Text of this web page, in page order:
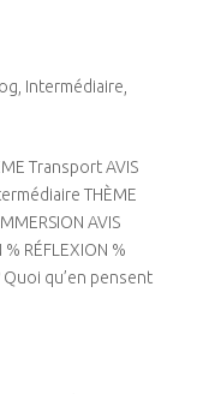
Intermédiaire
Transport AVIS
THÈME
AVIS
% RÉFLEXION %
Quoi qu’en pensent